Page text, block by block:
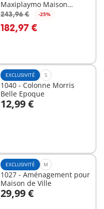
Maxiplaymo Maison
Traditionnelle
243,96 € -25%
182,97 €
Au panier
EXCLUSIVITÉ S
1040 - Colonne Morris
Belle Epoque
12,99 €
Au panier
EXCLUSIVITÉ M
1027 - Aménagement pour
Maison de Ville
29,99 €
Au panier